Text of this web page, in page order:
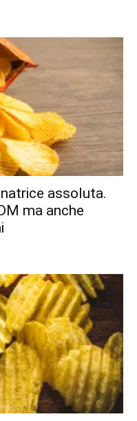
assoluta.
ma anche